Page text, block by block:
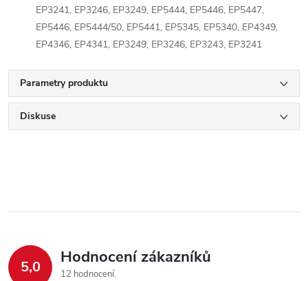
EP3241, EP3246, EP3249, EP5444, EP5446, EP5447,
EP5446, EP5444/50, EP5441, EP5345, EP5340, EP4349,
EP4346, EP4341, EP3249, EP3246, EP3243, EP3241
Parametry produktu
Diskuse
5,0 Hodnocení zákazníků
12 hodnocení